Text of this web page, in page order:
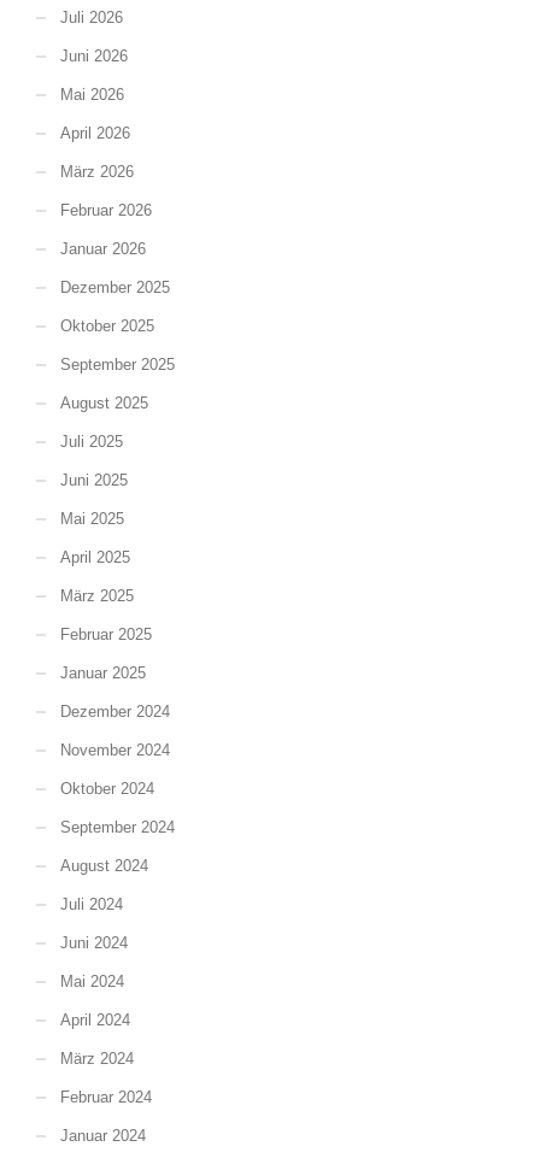
Juli 2026
Juni 2026
Mai 2026
April 2026
März 2026
Februar 2026
Januar 2026
Dezember 2025
Oktober 2025
September 2025
August 2025
Juli 2025
Juni 2025
Mai 2025
April 2025
März 2025
Februar 2025
Januar 2025
Dezember 2024
November 2024
Oktober 2024
September 2024
August 2024
Juli 2024
Juni 2024
Mai 2024
April 2024
März 2024
Februar 2024
Januar 2024